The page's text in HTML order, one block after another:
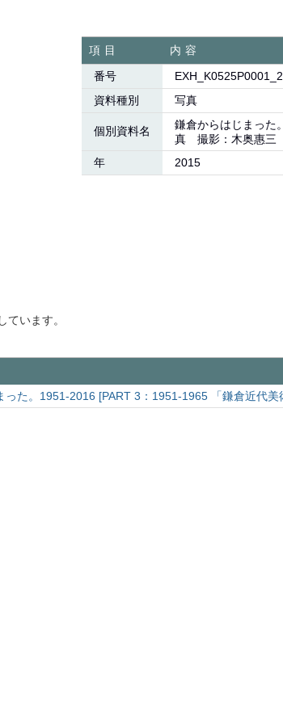
項目
内容
番号
資料種別
写真
個別資料名
鎌倉からはじまっ
真 撮影：木奥惠三
年
2015
います。
った。1951-2016 [PART 3：1951-1965 「鎌倉近代美